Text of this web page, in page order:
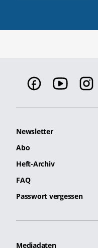
Newsletter
Abo
Heft-Archiv
FAQ
Passwort vergessen
Mediadaten